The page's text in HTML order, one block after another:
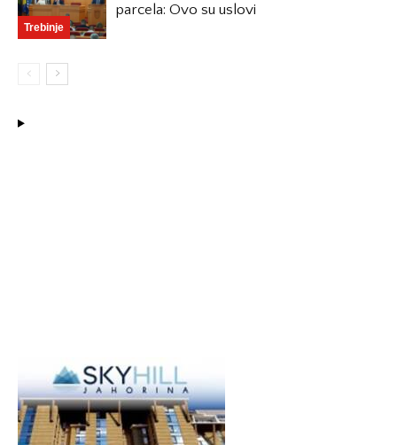
Trebinje
parcela: Ovo su uslovi